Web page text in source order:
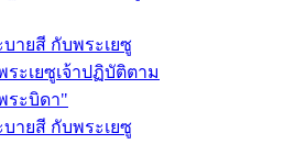
บายสี กับพระเยซู
ระเยซูเจ้าปฏิบัติตาม
ระบิดา"
บายสี กับพระเยซู